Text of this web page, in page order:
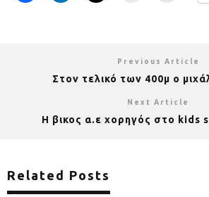
Previous Article
Στον τελικό των 400μ ο
Next Article
Η βικος α.ε χορηγός στο kids
Related Posts